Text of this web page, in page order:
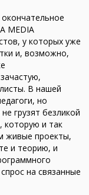
MEDIA
у которых уже
и, возможно,
В нашей
но
грузят безликой
которую и так
живые проекты,
и теорию, и
на связанные